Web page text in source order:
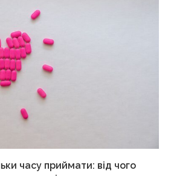
часу приймати: від чого